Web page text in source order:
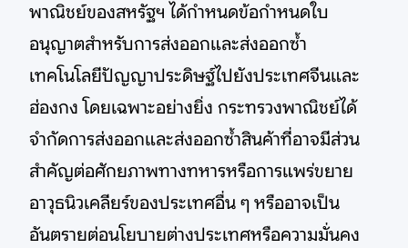
พาณิชย์ของสหรัฐฯ ได้กำหนดข้อกำหนดใบ
อนุญาตสำหรับการส่งออกและส่งออกซ้ำ
เทคโนโลยีปัญญาประดิษฐ์ไปยังประเทศจีนและ
ฮ่องกง โดยเฉพาะอย่างยิ่ง กระทรวงพาณิชย์ได้
จำกัดการส่งออกและส่งออกซ้ำสินค้าที่อาจมีส่วน
สำคัญต่อศักยภาพทางทหารหรือการแพร่ขยาย
อาวุธนิวเคลียร์ของประเทศอื่น ๆ หรืออาจเป็น
อันตรายต่อนโยบายต่างประเทศหรือความมั่นคง